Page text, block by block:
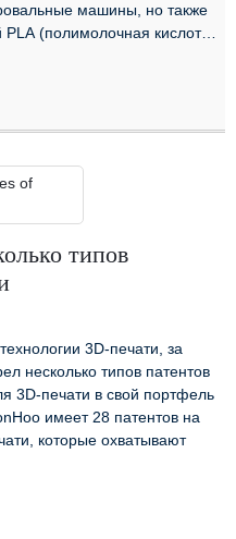
машины, но также
(полимолочная кислота,
типов
3D-печати, за
несколько типов патентов
3D-печати в свой портфель
имеет 28 патентов на
которые охватывают